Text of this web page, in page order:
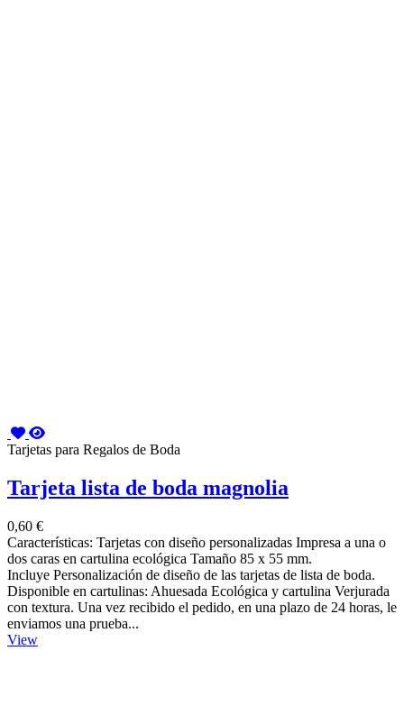
Tarjetas para Regalos de Boda
Tarjeta lista de boda magnolia
0,60 €
Características: Tarjetas con diseño personalizadas Impresa a una o
dos caras en cartulina ecológica Tamaño 85 x 55 mm.
Incluye Personalización de diseño de las tarjetas de lista de boda.
Disponible en cartulinas: Ahuesada Ecológica y cartulina Verjurada
con textura. Una vez recibido el pedido, en una plazo de 24 horas, le
enviamos una prueba...
View